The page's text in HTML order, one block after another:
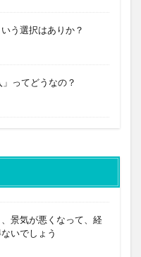
う選択はありか？
ってどうなの？
景気が悪くなって、経
いでしょう